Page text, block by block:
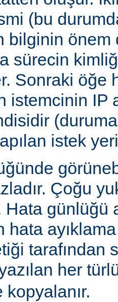
(bu
bilginin önem
sürecin
Sonraki öğe
istemcinin IP
(duruma
istek
Çoğu
Hata günlüğü
ayıklama
tarafından
her